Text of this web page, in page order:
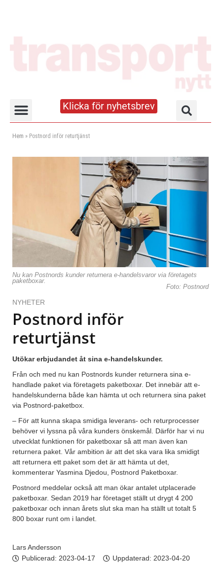
Klicka för nyhetsbrev
Hem » Postnord inför returtjänst
Nu kan Postnords kunder returnera e-handelsvaror via företagets
paketboxar.
Foto: Postnord
NYHETER
Postnord inför
returtjänst
Utökar erbjudandet åt sina e-handelskunder.
Från och med nu kan Postnords kunder returnera sina e-
handlade paket via företagets paketboxar. Det innebär att e-
handelskunderna både kan hämta ut och returnera sina paket
via Postnord-paketbox.
– För att kunna skapa smidiga leverans- och returprocesser
behöver vi lyssna på våra kunders önskemål. Därför har vi nu
utvecklat funktionen för paketboxar så att man även kan
returnera paket. Vår ambition är att det ska vara lika smidigt
att returnera ett paket som det är att hämta ut det,
kommenterar Yasmina Djedou, Postnord Paketboxar.
Postnord meddelar också att man ökar antalet utplacerade
paketboxar. Sedan 2019 har företaget ställt ut drygt 4 200
paketboxar och innan årets slut ska man ha ställt ut totalt 5
800 boxar runt om i landet.
Lars Andersson
Publicerad: 2023-04-17 Uppdaterad: 2023-04-20